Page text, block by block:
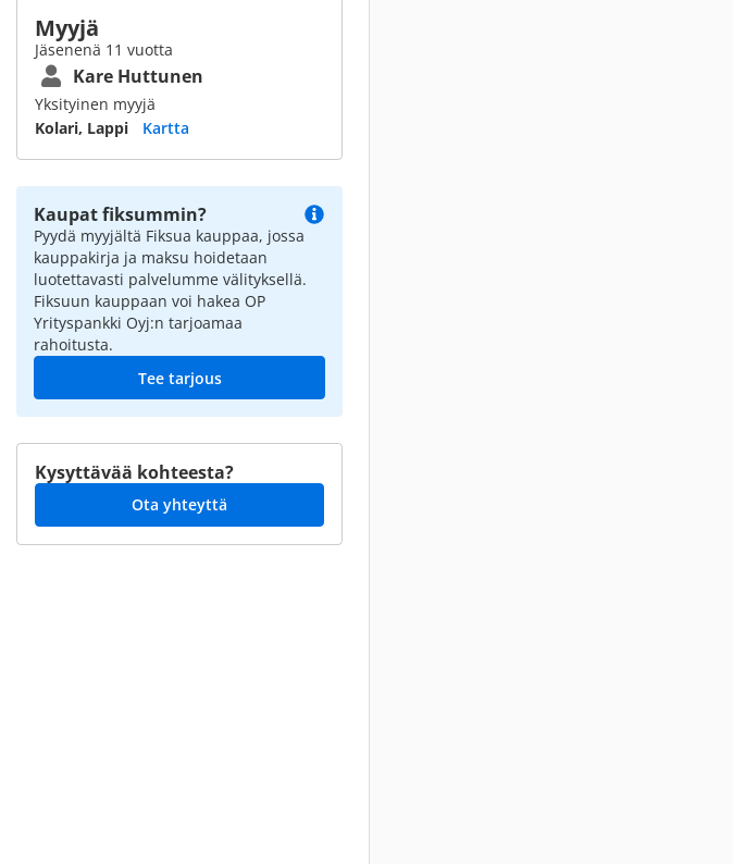
Myyjä
Jäsenenä 11 vuotta
Kare Huttunen
Yksityinen myyjä
Kolari, Lappi
Kartta
Kaupat fiksummin?
Pyydä myyjältä Fiksua kauppaa, jossa
kauppakirja ja maksu hoidetaan
luotettavasti palvelumme välityksellä.
Fiksuun kauppaan voi hakea OP
Yrityspankki Oyj:n tarjoamaa
rahoitusta.
Tee tarjous
Kysyttävää kohteesta?
Ota yhteyttä